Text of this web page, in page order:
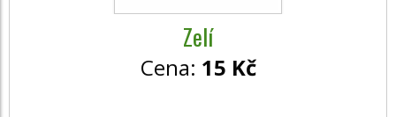
Zelí
Cena: 15 Kč